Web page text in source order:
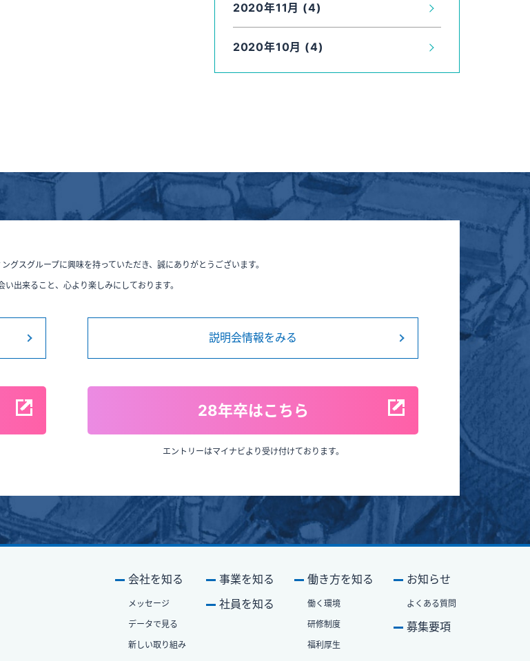
2020年11月 (4)
2020年10月 (4)
グスグループに興味を持っていただき、誠にありがとうございます。
い出来ること、心より楽しみにしております。
説明会情報をみる
28年卒はこちら
エントリーはマイナビより受け付けております。
会社を知る
メッセージ
データで⾒る
新しい取り組み
事業を知る
社員を知る
働き⽅を知る
働く環境
研修制度
福利厚⽣
お知らせ
よくある質問
募集要項